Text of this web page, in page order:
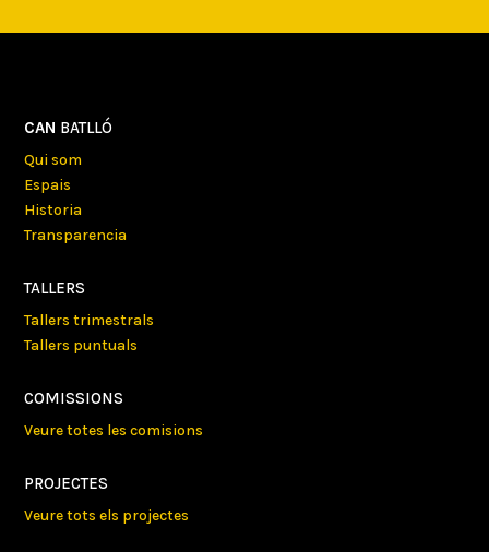
CAN BATLLÓ
Qui som
Espais
Historia
Transparencia
TALLERS
Tallers trimestrals
Tallers puntuals
COMISSIONS
Veure totes les comisions
PROJECTES
Veure tots els projectes